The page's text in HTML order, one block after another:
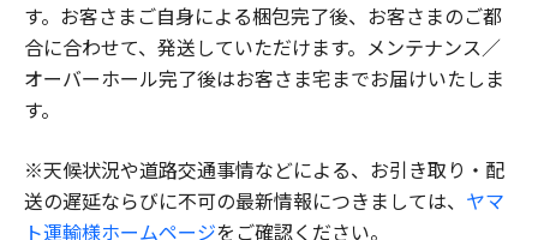
す。お客さまご自身による梱包完了後、お客さまのご都
合に合わせて、発送していただけます。メンテナンス／
オーバーホール完了後はお客さま宅までお届けいたしま
す。
※天候状況や道路交通事情などによる、お引き取り・配
送の遅延ならびに不可の最新情報につきましては、 ヤマ
ト運輸様ホームページをご確認ください。